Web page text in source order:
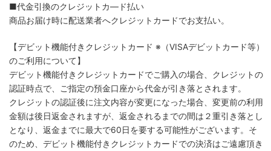
■代金引換のクレジットカ―ド払い
商品お届け時に配送業者へクレジットカードでお支払い。
【デビット機能付きクレジットカード ※（VISAデビットカード等）
のご利用について】
デビット機能付きクレジットカードでご購入の場合、クレジットの
認証時点で、ご指定の預金口座から代金が引き落とされます。
クレジットの認証後に注文内容が変更になった場合、変更前の利用
金額は後日返金されますが、返金されるまでの間は２重引き落とし
となり、返金までに最大で60日を要する可能性がございます。そ
のため、デビット機能付きクレジットカードでの決済はご遠慮頂き